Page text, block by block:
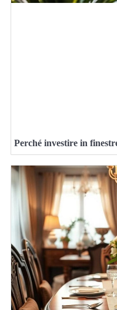
Perché investire in